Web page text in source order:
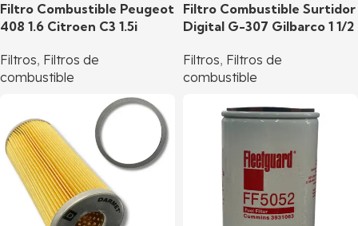
Filtro Combustible Peugeot
408 1.6 Citroen C3 1.5i
Filtros, Filtros de
combustible
Filtro Combustible Surtidor
Digital G-307 Gilbarco 1 1/2
Filtros, Filtros de
combustible